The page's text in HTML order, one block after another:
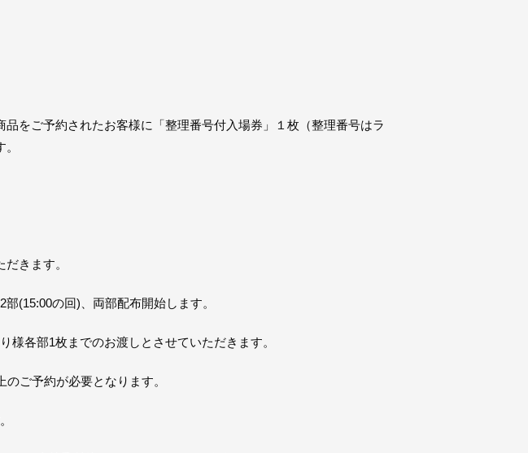
をご予約されたお客様に「整理番号付入場券」１枚（整理番号はラ
きます。
(15:00の回)、両部配布開始します。
各部1枚までのお渡しとさせていただきます。
ご予約が必要となります。